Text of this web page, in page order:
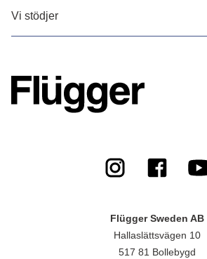
Vi stödjer
Flügger Sweden AB
Hallaslättsvägen 10
517 81 Bollebygd